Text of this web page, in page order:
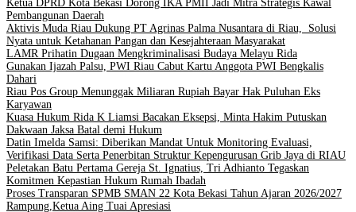
Ketua DPRD Kota Bekasi Dorong IKA PMII Jadi Mitra Strategis Kawal
Pembangunan Daerah
Aktivis Muda Riau Dukung PT Agrinas Palma Nusantara di Riau, Solusi
Nyata untuk Ketahanan Pangan dan Kesejahteraan Masyarakat
LAMR Prihatin Dugaan Mengkriminalisasi Budaya Melayu Rida
Gunakan Ijazah Palsu, PWI Riau Cabut Kartu Anggota PWI Bengkalis
Dahari
Riau Pos Group Menunggak Miliaran Rupiah Bayar Hak Puluhan Eks
Karyawan
Kuasa Hukum Rida K Liamsi Bacakan Eksepsi, Minta Hakim Putuskan
Dakwaan Jaksa Batal demi Hukum
Datin Imelda Samsi: Diberikan Mandat Untuk Monitoring Evaluasi,
Verifikasi Data Serta Penerbitan Struktur Kepengurusan Grib Jaya di RIAU
Peletakan Batu Pertama Gereja St. Ignatius, Tri Adhianto Tegaskan
Komitmen Kepastian Hukum Rumah Ibadah
Proses Transparan SPMB SMAN 22 Kota Bekasi Tahun Ajaran 2026/2027
Rampung,Ketua Aing Tuai Apresiasi